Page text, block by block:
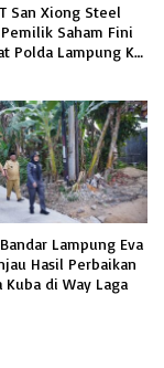
San Xiong Steel
Saham Fini
Polda Lampung Ke
Lampung Eva
Hasil Perbaikan
Kuba di Way Laga